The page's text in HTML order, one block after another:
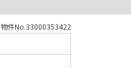
物件No.33000353422